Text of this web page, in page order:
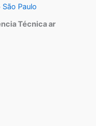
Paulo
Técnica ar